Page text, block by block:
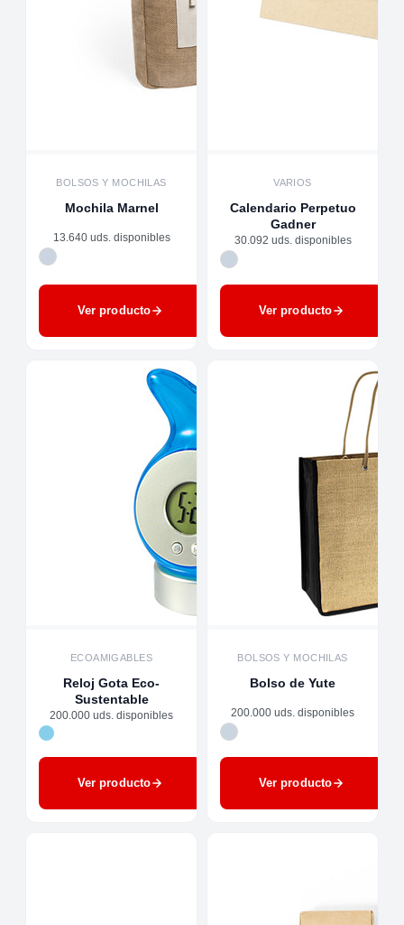
BOLSOS Y MOCHILAS
Mochila Marnel
13.640 uds. disponibles
Ver producto
VARIOS
Calendario Perpetuo
Gadner
30.092 uds. disponibles
Ver producto
ECOAMIGABLES
Reloj Gota Eco-
Sustentable
200.000 uds. disponibles
Ver producto
BOLSOS Y MOCHILAS
Bolso de Yute
200.000 uds. disponibles
Ver producto